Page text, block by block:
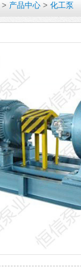
> 产品中心 > 化工泵